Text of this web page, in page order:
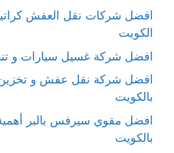
افضل شركات نقل العفش
الكويت
افضل شركة غسيل سيارات و
افضل شركة نقل عفش و تخزين
بالكويت
افضل مقوي سيرفس بالبر
بالكويت